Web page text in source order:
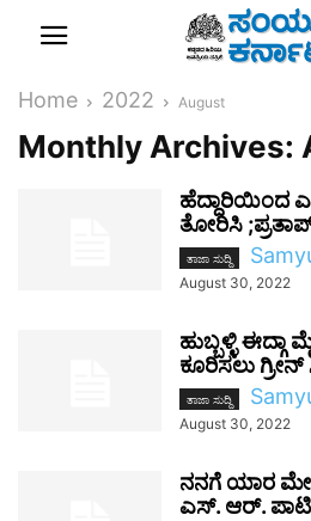
Home 2022 August
Monthly Archives:
ಹೆದ್ದಾರಿಯಿಂದ
ತೋರಿಸಿ
ತಾಜಾ ಸುದ್ದಿ
August 30, 2022
ಹುಬ್ಬಳ್ಳಿ ಈದ್ಗಾ
ಕೂರಿಸಲು
ತಾಜಾ ಸುದ್ದಿ
August 30, 2022
ನನಗೆ ಯಾರ
ಎಸ್. ಆರ್.